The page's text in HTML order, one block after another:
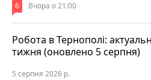
6 Вчора о 21:00
Робота в Тернополі:
тижня (оновлено 5 серпня)
5 серпня 2026 р.